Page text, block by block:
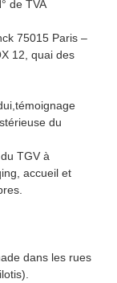
de TVA
75015 Paris –
12, quai des
du
TGV à
accueil et
dans les rues